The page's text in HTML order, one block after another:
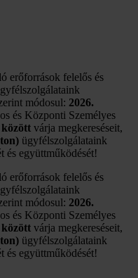
erőforrások felelős és
módosul: 2026.
és Központi Személyes
között várja megkereséseit,
ügyfélszolgálataink
és együttműködését!
erőforrások felelős és
módosul: 2026.
és Központi Személyes
között várja megkereséseit,
ügyfélszolgálataink
és együttműködését!